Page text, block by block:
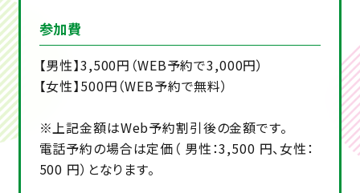
参加費
【男性】3,500円（WEB予約で3,000円）
【女性】500円（WEB予約で無料）
※上記金額はWeb予約割引後の金額です。
電話予約の場合は定価（ 男性：3,500 円、女性：
500 円）となります。